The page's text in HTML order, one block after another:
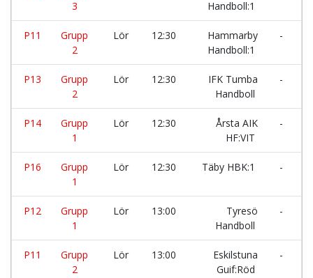
3
Handboll:1
P11
Grupp
2
Lör 12:30
Hammarby
Handboll:1
-
P13
Grupp
2
Lör 12:30
IFK Tumba
Handboll
-
P14
Grupp
1
Lör 12:30
Årsta AIK
HF:VIT
-
P16
Grupp
1
Lör 12:30 Täby HBK:1 -
P12
Grupp
1
Lör 13:00
Tyresö
Handboll
-
P11
Grupp
2
Lör 13:00
Eskilstuna
Guif:Röd
-